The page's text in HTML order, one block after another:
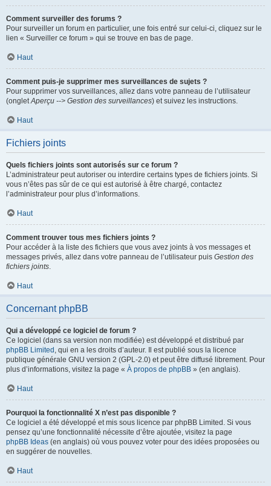
Comment surveiller des forums ?
Pour surveiller un forum en particulier, une fois entré sur celui-ci, cliquez sur le
lien « Surveiller ce forum » qui se trouve en bas de page.
Haut
Comment puis-je supprimer mes surveillances de sujets ?
Pour supprimer vos surveillances, allez dans votre panneau de l’utilisateur
(ongletAperçu --> Gestion des surveillances) et suivez les instructions.
Haut
Fichiers joints
Quels fichiers joints sont autorisés sur ce forum ?
L’administrateur peut autoriser ou interdire certains types de fichiers joints. Si
vous n’êtes pas sûr de ce qui est autorisé à être chargé, contactez
l’administrateur pour plus d’informations.
Haut
Comment trouver tous mes fichiers joints ?
Pour accéder à la liste des fichiers que vous avez joints à vos messages et
messages privés, allez dans votre panneau de l’utilisateur puis Gestion des
fichiers joints.
Haut
Concernant phpBB
Qui a développé ce logiciel de forum ?
Ce logiciel (dans sa version non modifiée) est développé et distribué par
phpBB Limited , qui en a les droits d’auteur. Il est publié sous la licence
publique générale GNU version 2 (GPL-2.0) et peut être diffusé librement. Pour
plus d’informations, visitez la page « À propos de phpBB » (en anglais).
Haut
Pourquoi la fonctionnalité X n’est pas disponible ?
Ce logiciel a été développé et mis sous licence par phpBB Limited. Si vous
pensez qu’une fonctionnalité nécessite d’être ajoutée, visitez la page
phpBB Ideas (en anglais) où vous pouvez voter pour des idées proposées ou
en suggérer de nouvelles.
Haut